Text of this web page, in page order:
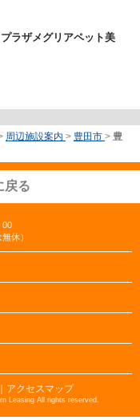
ラザメグリアペット美
周辺施設案内 > 豊田市 > 豊
戻る
00
休）
｜アクセスマップ
Leasing All rights reserved.